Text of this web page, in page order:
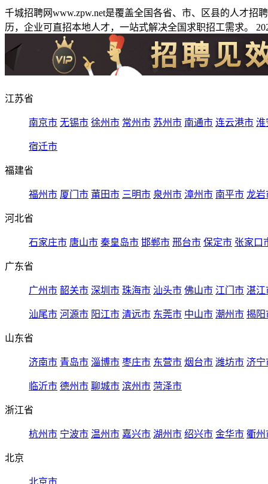
千城招聘网www.zpw.net是覆盖全国各省、市、区县的人才
历，企业可直招本地人才，一站式解决全国求职招工需求。
江苏省
南京市 无锡市 徐州市 常州市 苏州市 南通市 连云港市 淮
宿迁市
福建省
福州市 厦门市 莆田市 三明市 泉州市 漳州市 南平市 龙岩
河北省
石家庄市 唐山市 秦皇岛市 邯郸市 邢台市 保定市 张家口
广东省
广州市 韶关市 深圳市 珠海市 汕头市 佛山市 江门市 湛江
汕尾市 河源市 阳江市 清远市 东莞市 中山市 潮州市 揭阳
山东省
济南市 青岛市 淄博市 枣庄市 东营市 烟台市 潍坊市 济宁
临沂市 德州市 聊城市 滨州市 菏泽市
浙江省
杭州市 宁波市 温州市 嘉兴市 湖州市 绍兴市 金华市 衢州
北京
北京市